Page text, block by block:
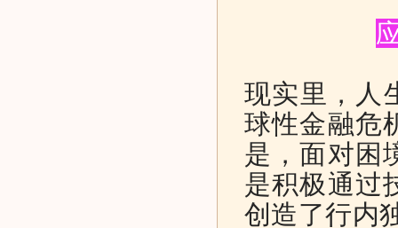
现实里，人
球性金融危
是，面对困
是积极通过
创造了行内